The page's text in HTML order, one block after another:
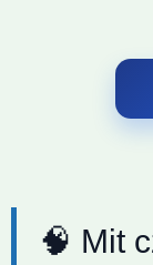
🧠 Mit